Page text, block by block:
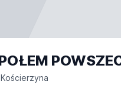
Kościerzyna